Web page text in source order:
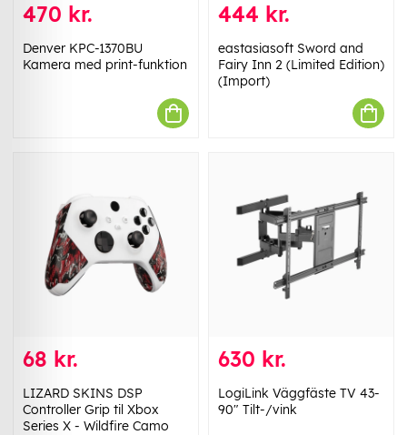
470 kr.
Denver KPC-1370BU
Kamera med print-funktion
444 kr.
eastasiasoft Sword and
Fairy Inn 2 (Limited Edition)
(Import)
68 kr.
LIZARD SKINS DSP
Controller Grip til Xbox
Series X - Wildfire Camo
630 kr.
LogiLink Väggfäste TV 43-
90" Tilt-/vink